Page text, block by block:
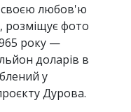
своєю любов'ю
розміщує фото
року —
доларів в
у
Дурова.